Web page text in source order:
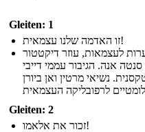
Gleiten: 1
זו האדמה שלנו עצמאית!
לעצמאות, עוזר דיקטטור
סנטה אנה. הגיבור עממי דייבי
נשיאי מרטין ואן ביורן
Gleiten: 2
זכור את אלאמו!